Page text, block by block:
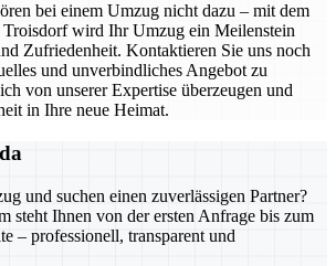
bei einem Umzug nicht dazu – mit dem
Troisdorf wird Ihr Umzug ein Meilenstein
Zufriedenheit. Kontaktieren Sie uns noch
und unverbindliches Angebot zu
von unserer Expertise überzeugen und
in Ihre neue Heimat.
und suchen einen zuverlässigen Partner?
steht Ihnen von der ersten Anfrage bis zum
– professionell, transparent und